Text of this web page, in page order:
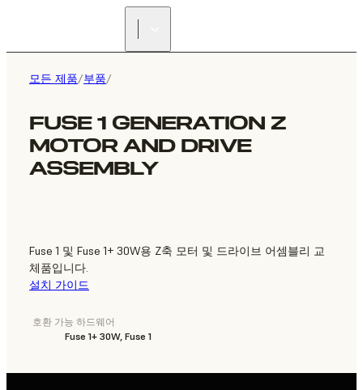
모든 제품/부품/
FUSE 1 GENERATION Z
MOTOR AND DRIVE
ASSEMBLY
Fuse 1 및 Fuse 1+ 30W용 Z축 모터 및 드라이브 어셈블리 교
체품입니다.
설치 가이드
호환 가능 하드웨어
Fuse 1+ 30W, Fuse 1